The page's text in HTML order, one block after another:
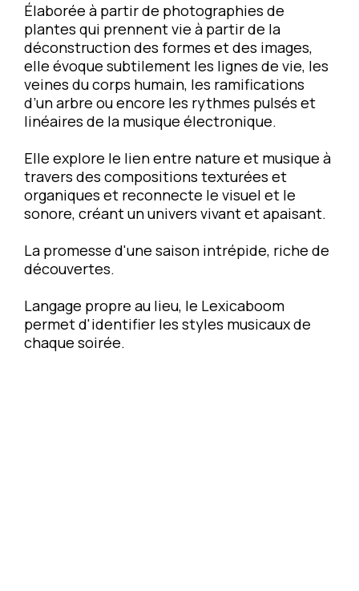
Élaborée à partir de photographies de
plantes qui prennent vie à partir de la
déconstruction des formes et des images,
elle évoque subtilement les lignes de vie, les
veines du corps humain, les ramifications
d’un arbre ou encore les rythmes pulsés et
linéaires de la musique électronique.
Elle explore le lien entre nature et musique à
travers des compositions texturées et
organiques et reconnecte le visuel et le
sonore, créant un univers vivant et apaisant.
La promesse d'une saison intrépide, riche de
découvertes.
Langage propre au lieu, le Lexicaboom
permet d'identifier les styles musicaux de
chaque soirée.